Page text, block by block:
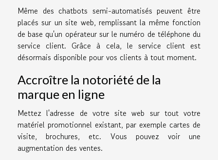
Même des chatbots semi-automatisés peuvent être
placés sur un site web, remplissant la même fonction
de base qu'un opérateur sur le numéro de téléphone du
service client. Grâce à cela, le service client est
désormais disponible pour vos clients à tout moment.
Accroître la notoriété de la
marque en ligne
Mettez l'adresse de votre site web sur tout votre
matériel promotionnel existant, par exemple cartes de
visite, brochures, etc. Vous pouvez voir une
augmentation des ventes.